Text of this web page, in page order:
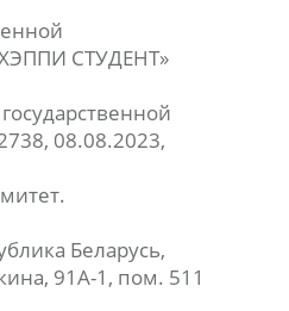
СТУДЕНТ»
08.08.2023,
Беларусь,
91А-1, пом. 511